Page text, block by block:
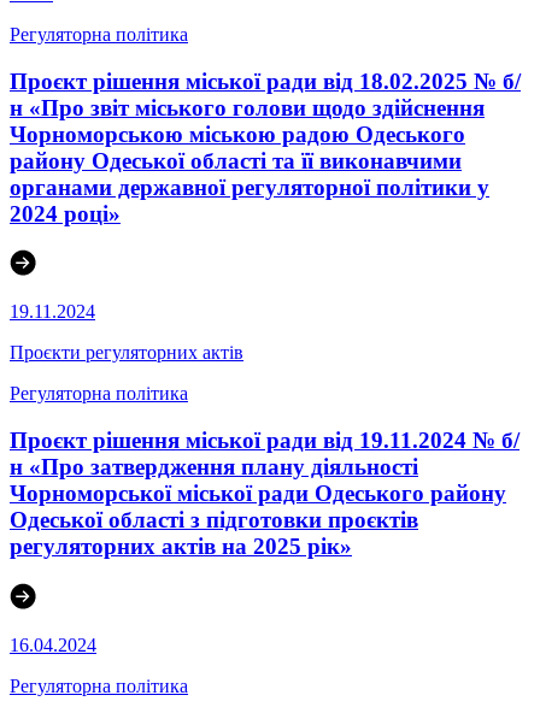
Регуляторна політика
Проєкт рішення міської ради від 18.02.2025 № б/
н «Про звіт міського голови щодо здійснення
Чорноморською міською радою Одеського
району Одеської області та її виконавчими
органами державної регуляторної політики у
2024 році»
19.11.2024
Проєкти регуляторних актів
Регуляторна політика
Проєкт рішення міської ради від 19.11.2024 № б/
н «Про затвердження плану діяльності
Чорноморської міської ради Одеського району
Одеської області з підготовки проєктів
регуляторних актів на 2025 рік»
16.04.2024
Регуляторна політика